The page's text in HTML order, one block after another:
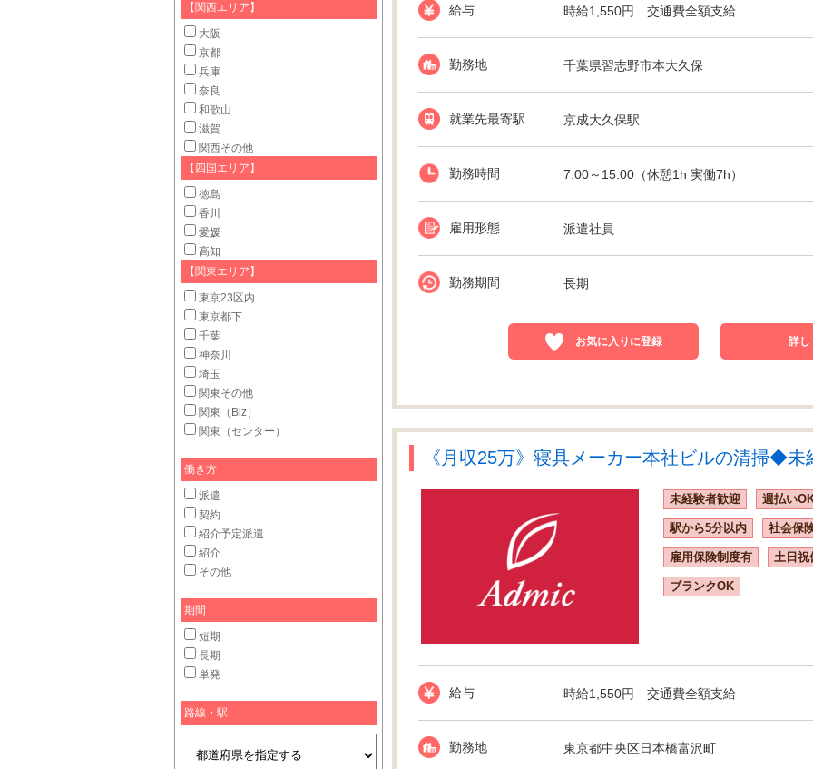
給与 時給1,550円 交通費全額支給
勤務地 千葉県習志野市本大久保
就業先最寄駅 京成大久保駅
勤務時間 7:00～15:00（休憩1h 実働7h）
雇用形態 派遣社員
勤務期間 長期
お気に入りに登録 詳し
《月収25万》寝具メーカー本社ビルの清掃◆未
未経験者歓迎 週払い
駅から5分以内 社会保
雇用保険制度有 土日祝
ブランクOK
給与 時給1,550円 交通費全額支給
勤務地 東京都中央区日本橋富沢町
【関西エリア】
大阪
京都
兵庫
奈良
和歌山
滋賀
関西その他
【四国エリア】
徳島
香川
愛媛
高知
【関東エリア】
東京23区内
東京都下
千葉
神奈川
埼玉
関東その他
関東（Biz）
関東（センター）
働き方
派遣
契約
紹介予定派遣
紹介
その他
期間
短期
長期
単発
路線・駅